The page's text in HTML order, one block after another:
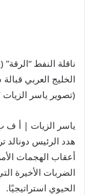
ناقلة النفط
(تصوير ياسر
ياسر الزيات | أ
هدد الرئيس دونالد
أعقاب الهجمات
الضربات الأخيرة
الحيوي استراتيجيًا.